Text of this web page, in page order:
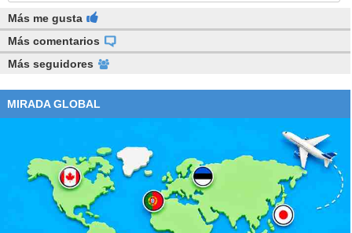
Más me gusta
Más comentarios
Más seguidores
MIRADA GLOBAL